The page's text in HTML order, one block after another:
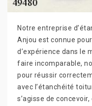
Notre entreprise
Anjou est connue
d’expérience dans le
faire incomparable,
pour réussir
avec l’étanchéité
s’agisse de